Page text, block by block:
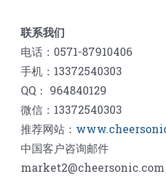
联系我们
电话：0571-87910406
手机：13372540303
QQ： 964840129
微信：13372540303
推荐网站：
中国客户咨询邮件
market2@cheersonic.com